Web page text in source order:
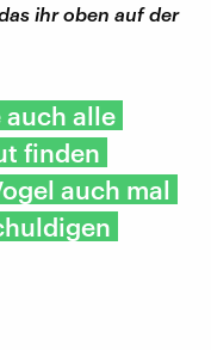
ihr oben auf der
auch alle
finden
auch mal